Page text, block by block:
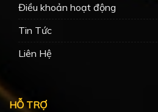
Điều khoản hoạt động
Tin Tức
Liên Hệ
HỖ TRỢ